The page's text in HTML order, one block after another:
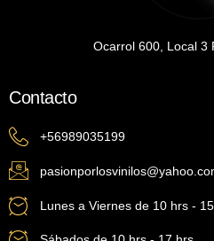
Ocarrol 600, Local 3
Contacto
+56989035199
Lunes a Viernes de 10 hrs -